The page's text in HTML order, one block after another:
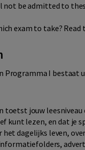
not be admitted to
exam to take? Read
Programma I bestaat
toetst jouw
kunt lezen, en dat je
het dagelijks leven,